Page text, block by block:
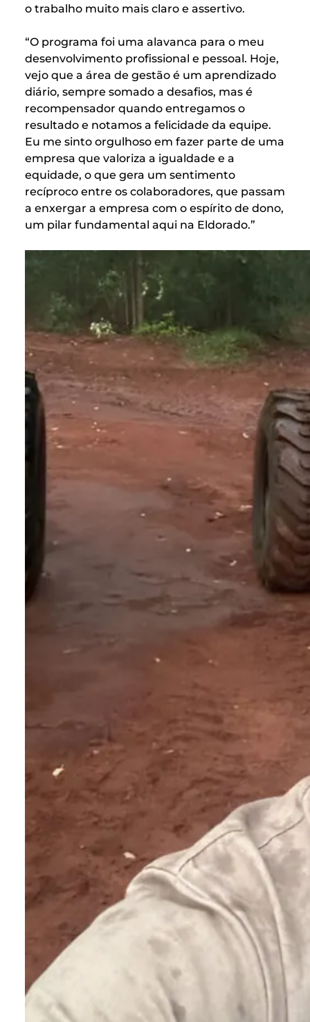
o trabalho muito mais claro e assertivo.
“O programa foi uma alavanca para o meu
desenvolvimento profissional e pessoal. Hoje,
vejo que a área de gestão é um aprendizado
diário, sempre somado a desafios, mas é
recompensador quando entregamos o
resultado e notamos a felicidade da equipe.
Eu me sinto orgulhoso em fazer parte de uma
empresa que valoriza a igualdade e a
equidade, o que gera um sentimento
recíproco entre os colaboradores, que passam
a enxergar a empresa com o espírito de dono,
um pilar fundamental aqui na Eldorado.”